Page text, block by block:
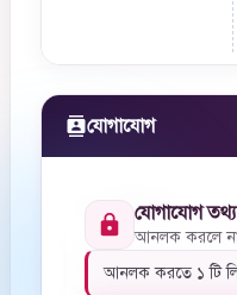
যোগাযোগ
পাত্রীর নাম
অভিভাবকের নাম
যোগাযোগ তথ্য
আনলক করলে
আনলক করতে ১ টি